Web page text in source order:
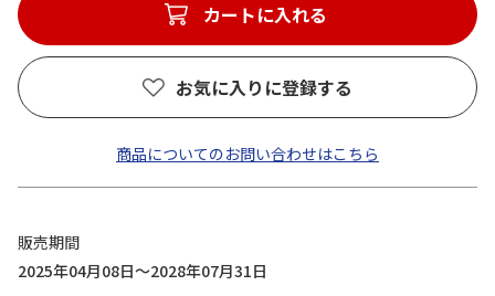
カートに入れる
お気に入りに登録する
商品についてのお問い合わせはこちら
販売期間
2025年04月08日～2028年07月31日